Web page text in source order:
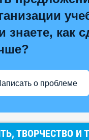
знаете, как
о проблеме
ТВОРЧЕСТВО И